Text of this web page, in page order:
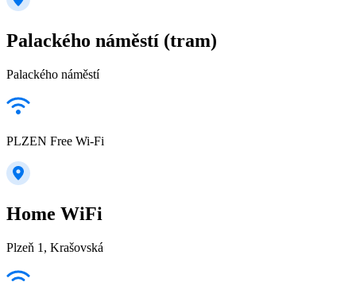
Palackého náměstí (tram)
Palackého náměstí
PLZEN Free Wi-Fi
Home WiFi
Plzeň 1, Krašovská